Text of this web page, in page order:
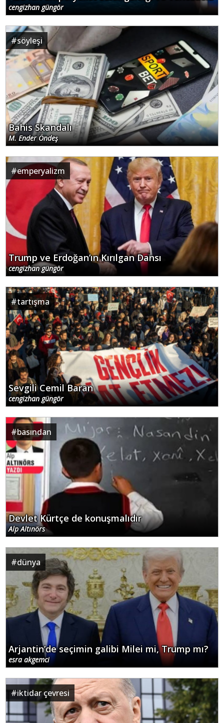
cengizhan güngör
#söyleşi
Bahis Skandalı
M. Ender Öndeş
#emperyalizm
Trump ve Erdoğan’ın Kırılgan Dansı
cengizhan güngör
#tartışma
Sevgili Cemil Baran
cengizhan güngör
#basından
Devlet Kürtçe de konuşmalıdır
Alp Altınörs
#dünya
Arjantin’de seçimin galibi Milei mi, Trump mı?
esra akgemci
#iktidar çevresi